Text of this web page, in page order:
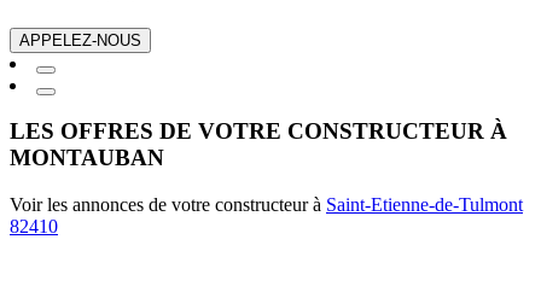
APPELEZ-NOUS
LES OFFRES DE VOTRE CONSTRUCTEUR À
MONTAUBAN
Voir les annonces de votre constructeur à Saint-Etienne-de-Tulmont
82410